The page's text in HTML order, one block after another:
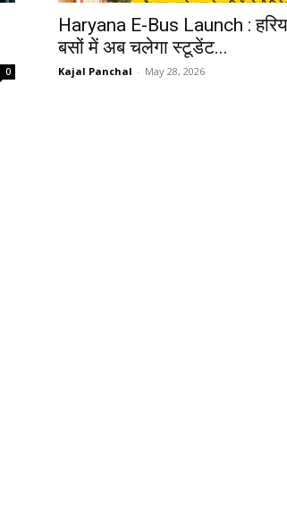
0
Haryana E-Bus Launch :
बसों में अब चलेगा स्टूडेंट...
Kajal Panchal - May 28, 2026